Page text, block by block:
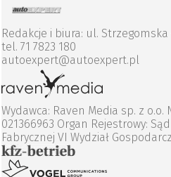
Redakcje i biura: ul. Strzegomska
tel. 71 7823 180
autoexpert@autoexpert.pl
Wydawca: Raven Media sp. z o.o.
021366963 Organ Rejestrowy:
Fabrycznej VI Wydział